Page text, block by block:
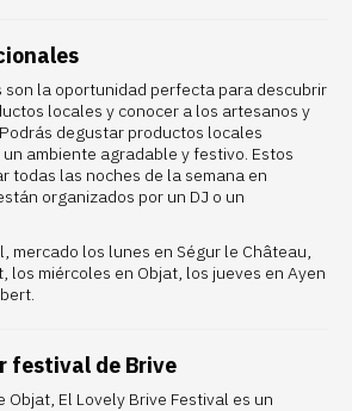
son la oportunidad perfecta para descubrir
locales y conocer a los artesanos y
degustar productos locales
ambiente agradable y festivo. Estos
todas las noches de la semana en
organizados por un DJ o un
mercado los lunes en Ségur le Château,
los miércoles en Objat, los jueves en Ayen
festival de Brive
Objat, El Lovely Brive Festival es un